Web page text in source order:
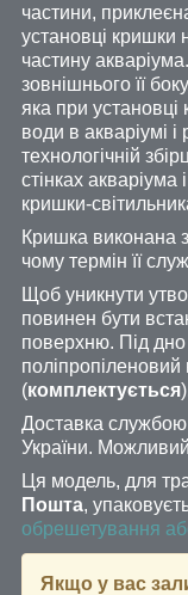
частини,
установці кришки
частину
зовнішнього її
яка при
води в акваріумі і
технологічній
стінках акваріума
кришки-
Кришка виконана
чому термін її
Щоб уникнути
повинен бути
поверхню. Під дно
поліпропіленовий
(комплектується
Доставка службою
України.
Ця модель, для
Пошта,
обрешетування
Якщо у вас